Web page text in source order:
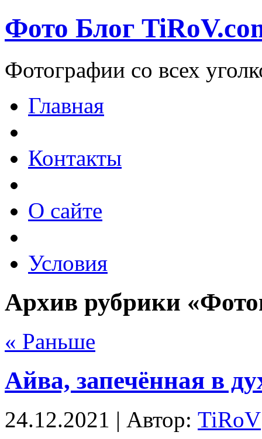
Фото Блог
Фотографии со всех
Главная
Контакты
О сайте
Условия
Архив рубрики
« Раньше
Айва, запечённая в
24.12.2021 | Автор: TiRoV